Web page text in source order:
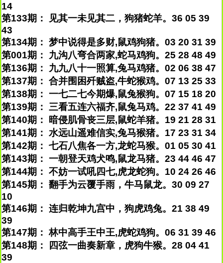
14
第133期： 见其一未见其二，狗猪蛇羊。36 05 39
43
第134期： 梦中说得是多财,鼠鸡狗猪。03 20 31 39
第001期： 九沟八弯合两家,蛇马鸡狗。25 28 48 49
第136期： 九九八十一照算,兔马鸡猪。02 06 38 47
第137期： 合并围困歼贼盗,牛蛇猴鸡。07 13 25 33
第138期： 一七二七今期爆,鼠兔猴狗。07 15 18 20
第139期： 三看五连六福齐,鼠兔马鸡。22 37 41 49
第140期： 暗侵肌骨丧三层,鼠蛇羊猪。19 21 28 31
第141期： 水远山遥难信实,兔马猴猪。17 23 31 34
第142期： 七石八焦各一方,龙蛇马猴。01 05 30 41
第143期： 一朝登天鸡犬鸣,鼠龙马猪。23 44 46 47
第144期： 不妨一试吼四七,虎龙蛇狗。10 24 26 46
第145期： 翻手为云覆手雨，牛马鼠龙。30 09 27
10
第146期： 连归乾坤九宫中，狗虎鸡兔。21 38 49
39
第147期： 林中高手王中王,虎蛇鸡狗。06 31 39 46
第148期： 四弦一曲奏新章，虎狗牛猴。28 04 41
39